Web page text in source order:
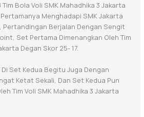
Bola Voli SMK Mahadhika 3 Jakarta
Menghadapi SMK Jakarta
Pertandingan Berjalan Dengan Sengit
Set Pertama Dimenangkan Oleh Tim
Degan Skor 25- 17.
Set Kedua Begitu Juga Dengan
Ketat Sekali, Dan Set Kedua Pun
Tim Voli SMK Mahadhika 3 Jakarta